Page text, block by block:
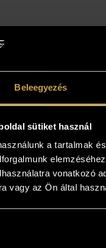
Beleegyezés
sütiket használ
a tartalmak
vonatkozó
vagy az Ön által
adnak!